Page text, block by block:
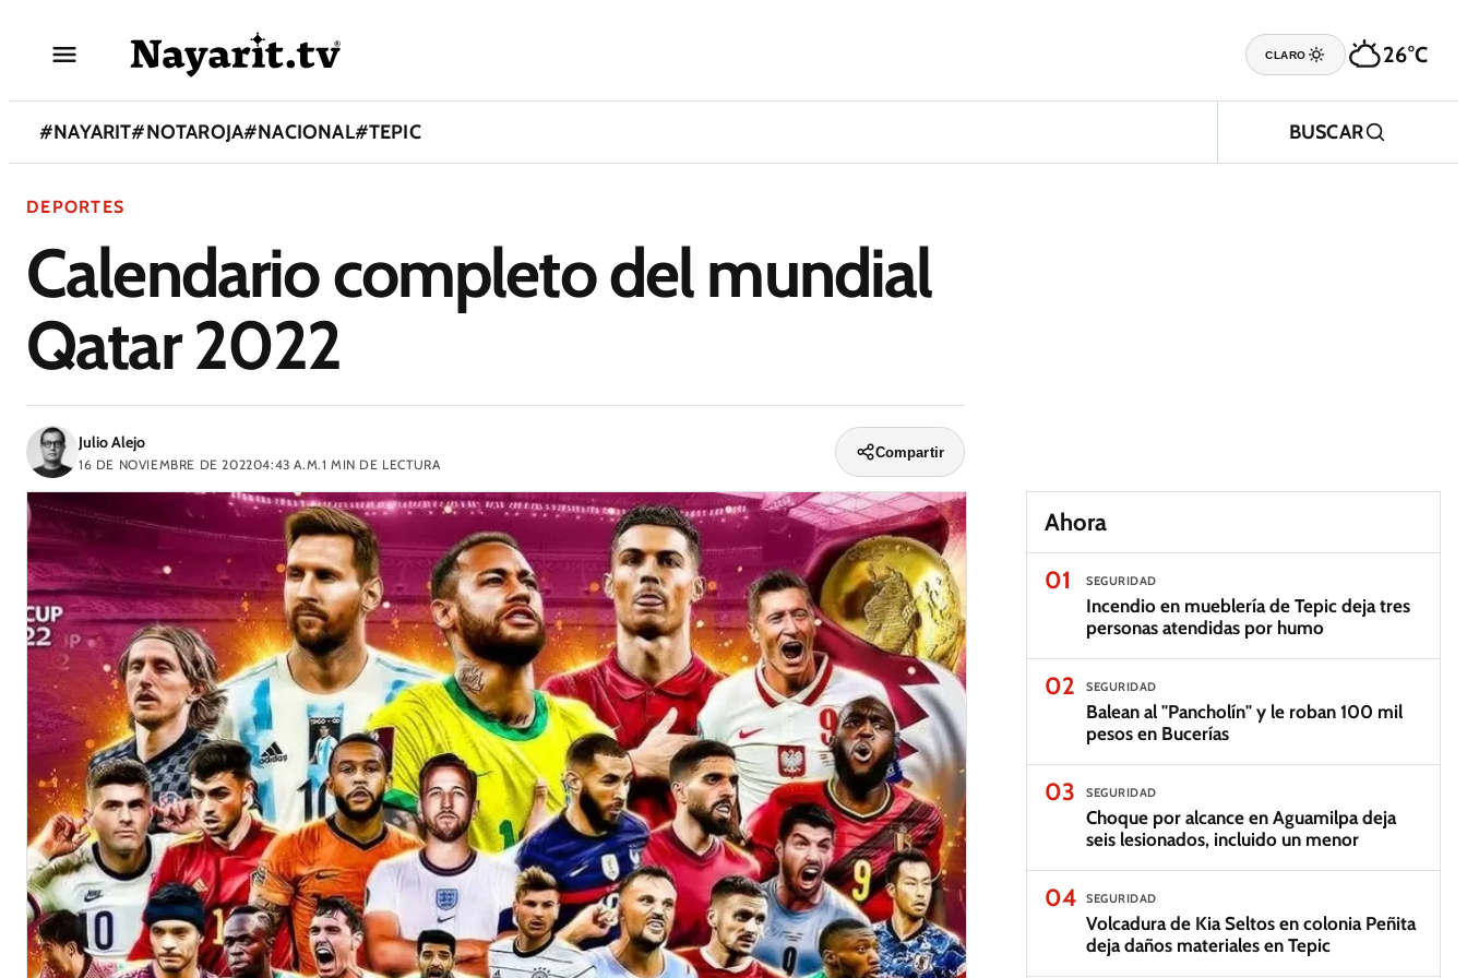
CLARO 26°C
#NAYARIT#NOTAROJA#NACIONAL#TEPIC BUSCAR
DEPORTES
Calendario completo del mundial
Qatar 2022
Julio Alejo
16 DE NOVIEMBRE DE 202204:43 A.M.1 MIN DE LECTURA
Compartir
Ahora
01
SEGURIDAD
Incendio en mueblería de Tepic deja tres
personas atendidas por humo
02 SEGURIDAD
Balean al "Pancholín" y le roban 100 mil
pesos en Bucerías
03 SEGURIDAD
Choque por alcance en Aguamilpa deja
seis lesionados, incluido un menor
04 SEGURIDAD
Volcadura de Kia Seltos en colonia Peñita
deja daños materiales en Tepic